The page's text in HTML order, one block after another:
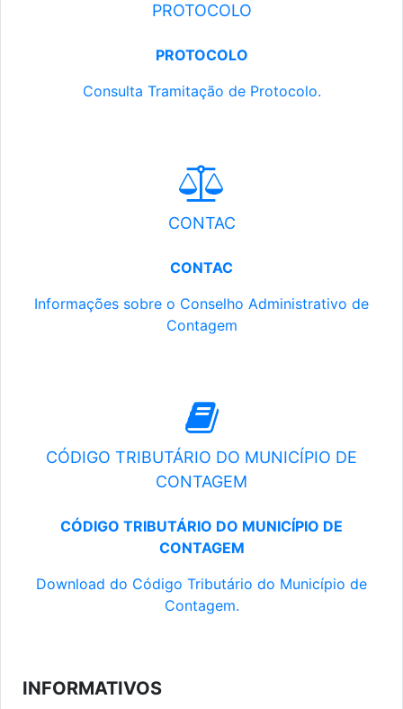
PROTOCOLO
PROTOCOLO
Consulta Tramitação de Protocolo.
CONTAC
CONTAC
Informações sobre o Conselho Administrativo de
Contagem
CÓDIGO TRIBUTÁRIO DO MUNICÍPIO DE
CONTAGEM
CÓDIGO TRIBUTÁRIO DO MUNICÍPIO DE
CONTAGEM
Download do Código Tributário do Município de
Contagem.
INFORMATIVOS